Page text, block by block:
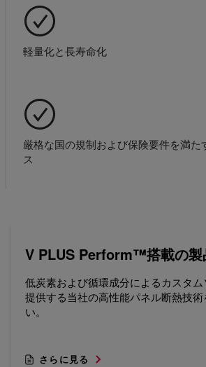
軽量化と長寿命化
厳格な国の規制および保険要件を満た
ス
V PLUS Perform™搭載の製
低炭素および循環成分によるカスタ
提供する当社の高性能パネル断熱技術
い。
さらに見る